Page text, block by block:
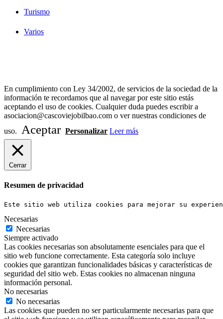
Turismo
Varios
En cumplimiento con Ley 34/2002, de servicios de la sociedad de la
información te recordamos que al navegar por este sitio estás
aceptando el uso de cookies. Cualquier duda puedes escribir a
asociacion@cascoviejobilbao.com o ver nuestras condiciones de
uso.
Aceptar Personalizar Leer más
Cerrar
Resumen de privacidad
Este sitio web utiliza cookies para mejorar su
Necesarias
Necesarias
Siempre activado
Las cookies necesarias son absolutamente esenciales para que el
sitio web funcione correctamente. Esta categoría solo incluye
cookies que garantizan funcionalidades básicas y características de
seguridad del sitio web. Estas cookies no almacenan ninguna
información personal.
No necesarias
No necesarias
Las cookies que pueden no ser particularmente necesarias para que